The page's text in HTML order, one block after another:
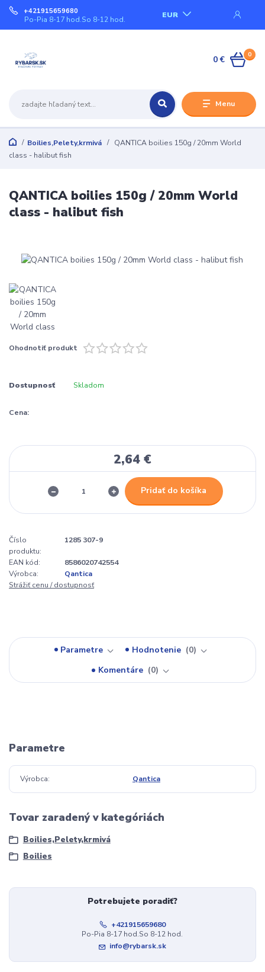
Menu
EUR
+421915659680
Po-Pia 8-17 hod.So 8-12 hod.
0
0 €
Boilies,Pelety,krmivá
QANTICA boilies 150g / 20mm World
class - halibut fish
QANTICA boilies 150g / 20mm World
class - halibut fish
Ohodnotiť produkt
Dostupnosť Skladom
Cena:
2,64 €
Pridať do košíka
Číslo
produktu:
1285 307-9
EAN kód:
8586020742554
Výrobca:
Qantica
Strážiť cenu / dostupnosť
Parametre Hodnotenie
0
Komentáre
0
Parametre
Výrobca Qantica
Tovar zaradený v kategóriách
Boilies,Pelety,krmivá
Boilies
Potrebujete poradiť?
+421915659680
Po-Pia 8-17 hod.So 8-12 hod.
info@rybarsk.sk